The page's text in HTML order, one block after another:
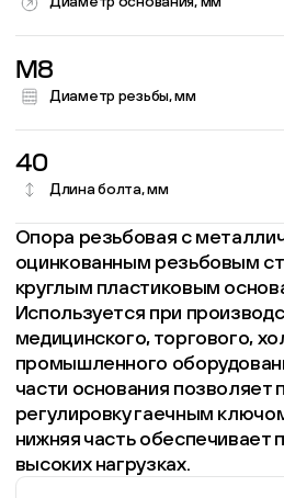
M8
Диаметр резьбы, мм
40
Длина болта, мм
Опора резьбовая с
оцинкованным резьбовым
круглым пластиковым
Используется при
медицинского, торгового,
промышленного
части основания позволяет
регулировку гаечным
нижняя часть обеспечивает
высоких нагрузках.